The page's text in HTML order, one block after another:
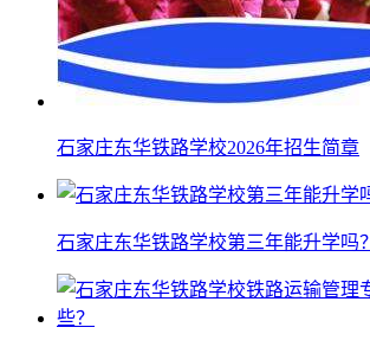
石家庄东华铁路学校2026年招生简章
石家庄东华铁路学校第三年能升学吗？